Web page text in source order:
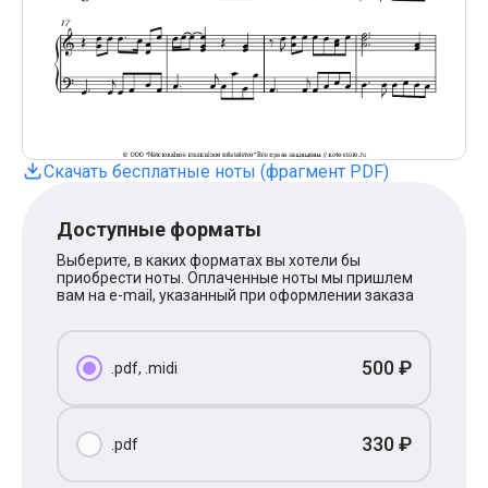
XOLIDAYBOY
Ваня Дмитриенко
Анна Герман
Полина Гагарина
HammAli
HammAli & Navai
Billie Eilish
Макс Корж
Алена Швец
Michael Jackson
Тима Белорусских
BEARWOLF
Олег Газманов
Юрий Шатунов
Скачать бесплатные ноты (фрагмент PDF)
Доступные форматы
Выберите, в каких форматах вы хотели бы
приобрести ноты. Оплаченные ноты мы пришлем
вам на e-mail, указанный при оформлении заказа
.pdf, .midi 500 ₽
.pdf 330 ₽